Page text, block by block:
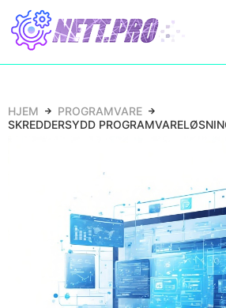
HJEM
PROGRAMVARE
SKREDDERSYDD